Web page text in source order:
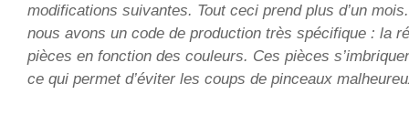
modifications suivantes. Tout ceci prend plus d’un
nous avons un code de production très spécifique : la
pièces en fonction des couleurs. Ces pièces
ce qui permet d’éviter les coups de pinceaux